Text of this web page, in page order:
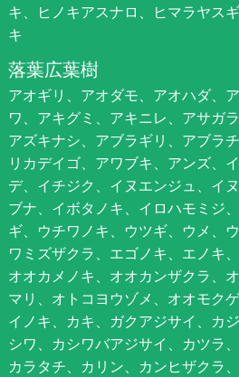
キ、ヒノキアスナロ、ヒマラヤス
キ
落葉広葉樹
アオギリ、アオダモ、アオハダ、
ワ、アキグミ、アキニレ、アサガ
アズキナシ、アブラギリ、アブラ
リカデイゴ、アワブキ、アンズ、
デ、イチジク、イヌエンジュ、イ
ブナ、イボタノキ、イロハモミジ
ギ、ウチワノキ、ウツギ、ウメ、
ワミズザクラ、エゴノキ、エノキ
オオカメノキ、オオカンザクラ、
マリ、オトコヨウゾメ、オオモク
イノキ、カキ、ガクアジサイ、カ
シワ、カシワバアジサイ、カツラ
カラタチ、カリン、カンヒザクラ